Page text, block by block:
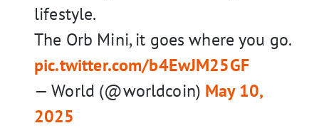
lifestyle.
The Orb Mini, it goes where you go.
pic.twitter.com/b4EwJM25GF
— World (@worldcoin) May 10,
2025